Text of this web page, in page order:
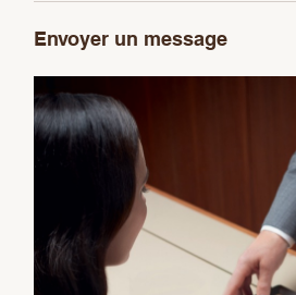
Envoyer un message